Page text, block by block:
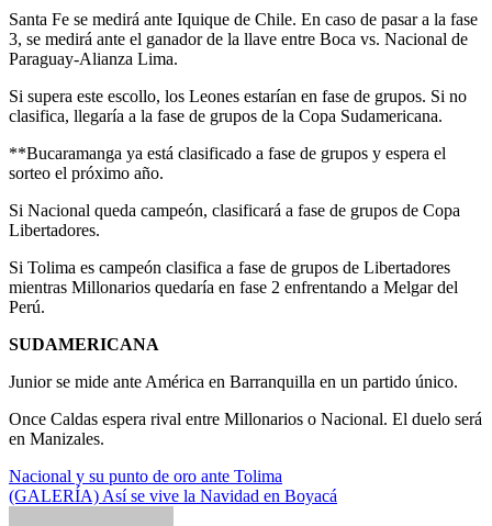
Santa Fe se medirá ante Iquique de Chile. En caso de pasar a la fase
3, se medirá ante el ganador de la llave entre Boca vs. Nacional de
Paraguay-Alianza Lima.
Si supera este escollo, los Leones estarían en fase de grupos. Si no
clasifica, llegaría a la fase de grupos de la Copa Sudamericana.
**Bucaramanga ya está clasificado a fase de grupos y espera el
sorteo el próximo año.
Si Nacional queda campeón, clasificará a fase de grupos de Copa
Libertadores.
Si Tolima es campeón clasifica a fase de grupos de Libertadores
mientras Millonarios quedaría en fase 2 enfrentando a Melgar del
Perú.
SUDAMERICANA
Junior se mide ante América en Barranquilla en un partido único.
Once Caldas espera rival entre Millonarios o Nacional. El duelo será
en Manizales.
Navegación
de
Nacional y su punto de oro ante Tolima
(GALERÍA) Así se vive la Navidad en Boyacá